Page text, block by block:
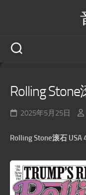
Rolling Stone
2025年5月25日
Rolling Stone滚石 USA